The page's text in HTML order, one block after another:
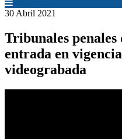
30 Abril 2021
Tribunales penales
entrada en
videograbada